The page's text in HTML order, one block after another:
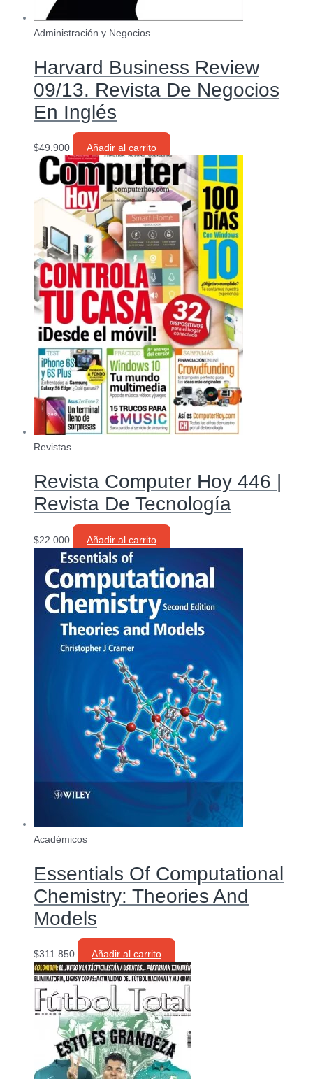
Administración y Negocios
Harvard Business Review
09/13. Revista De Negocios
En Inglés
$49.900 Añadir al carrito
Revistas
Revista Computer Hoy 446 |
Revista De Tecnología
$22.000 Añadir al carrito
Académicos
Essentials Of Computational
Chemistry: Theories And
Models
$311.850 Añadir al carrito